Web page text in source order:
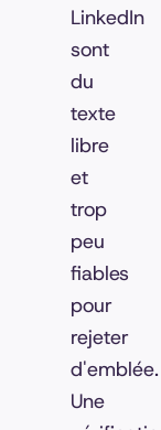
LinkedIn
sont
du
texte
libre
et
trop
peu
fiables
pour
rejeter
d'emblée.
Une